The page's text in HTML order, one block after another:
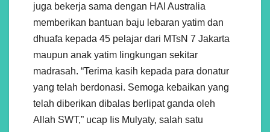
juga bekerja sama dengan HAI Australia
memberikan bantuan baju lebaran yatim dan
dhuafa kepada 45 pelajar dari MTsN 7 Jakarta
maupun anak yatim lingkungan sekitar
madrasah. “Terima kasih kepada para donatur
yang telah berdonasi. Semoga kebaikan yang
telah diberikan dibalas berlipat ganda oleh
Allah SWT,” ucap Iis Mulyaty, salah satu